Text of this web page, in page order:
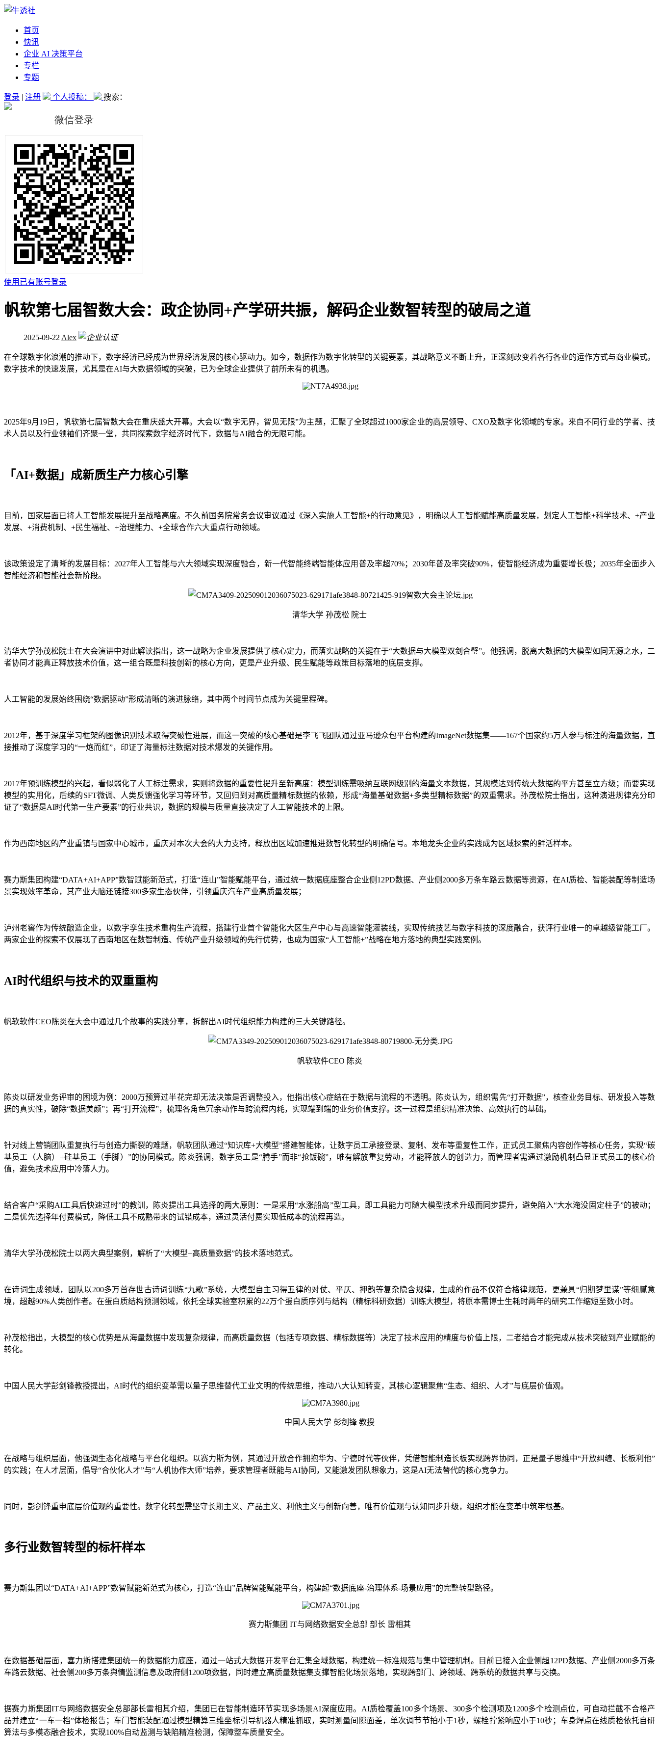
首页
快讯
企业 AI 决策平台
专栏
专题
登录 | 注册 个人投稿： 搜索：
使用已有账号登录
帆软第七届智数大会：政企协同+产学研共振，解码企业数智转型的破局之道
2025-09-22 Alex
在全球数字化浪潮的推动下，数字经济已经成为世界经济发展的核心驱动力。如今，数据作为数字化转型的关键要素，其战略意义不断上升，正深刻改变着各行各业的运作方式与商业模式。
数字技术的快速发展，尤其是在AI与大数据领域的突破，已为全球企业提供了前所未有的机遇。
2025年9月19日，帆软第七届智数大会在重庆盛大开幕。大会以“数字无界，智见无限”为主题，汇聚了全球超过1000家企业的高层领导、CXO及数字化领域的专家。来自不同行业的学者、技
术人员以及行业领袖们齐聚一堂，共同探索数字经济时代下，数据与AI融合的无限可能。
「AI+数据」成新质生产力核心引擎
目前，国家层面已将人工智能发展提升至战略高度。不久前国务院常务会议审议通过《深入实施人工智能+的行动意见》，明确以人工智能赋能高质量发展，划定人工智能+科学技术、+产业
发展、+消费机制、+民生福祉、+治理能力、+全球合作六大重点行动领域。
该政策设定了清晰的发展目标：2027年人工智能与六大领域实现深度融合，新一代智能终端智能体应用普及率超70%；2030年普及率突破90%，使智能经济成为重要增长极；2035年全面步入
智能经济和智能社会新阶段。
清华大学 孙茂松 院士
清华大学孙茂松院士在大会演讲中对此解读指出，这一战略为企业发展提供了核心定力，而落实战略的关键在于“大数据与大模型双剑合璧”。他强调，脱离大数据的大模型如同无源之水，二
者协同才能真正释放技术价值，这一组合既是科技创新的核心方向，更是产业升级、民生赋能等政策目标落地的底层支撑。
人工智能的发展始终围绕“数据驱动”形成清晰的演进脉络，其中两个时间节点成为关键里程碑。
2012年，基于深度学习框架的图像识别技术取得突破性进展，而这一突破的核心基础是李飞飞团队通过亚马逊众包平台构建的ImageNet数据集——167个国家约5万人参与标注的海量数据，直
接推动了深度学习的“一炮而红”，印证了海量标注数据对技术爆发的关键作用。
2017年预训练模型的兴起，看似弱化了人工标注需求，实则将数据的重要性提升至新高度：模型训练需吸纳互联网级别的海量文本数据，其规模达到传统大数据的平方甚至立方级；而要实现
模型的实用化，后续的SFT微调、人类反馈强化学习等环节，又回归到对高质量精标数据的依赖，形成“海量基础数据+多类型精标数据”的双重需求。孙茂松院士指出，这种演进规律充分印
证了“数据是AI时代第一生产要素”的行业共识，数据的规模与质量直接决定了人工智能技术的上限。
作为西南地区的产业重镇与国家中心城市，重庆对本次大会的大力支持，释放出区域加速推进数智化转型的明确信号。本地龙头企业的实践成为区域探索的鲜活样本。
赛力斯集团构建“DATA+AI+APP”数智赋能新范式，打造“连山”智能赋能平台，通过统一数据底座整合企业侧12PD数据、产业侧2000多万条车路云数据等资源，在AI质检、智能装配等制造场
景实现效率革命，其产业大脑还链接300多家生态伙伴，引领重庆汽车产业高质量发展；
泸州老窖作为传统酿造企业，以数字孪生技术重构生产流程，搭建行业首个智能化大区生产中心与高速智能灌装线，实现传统技艺与数字科技的深度融合，获评行业唯一的卓越级智能工厂。
两家企业的探索不仅展现了西南地区在数智制造、传统产业升级领域的先行优势，也成为国家“人工智能+”战略在地方落地的典型实践案例。
AI时代组织与技术的双重重构
帆软软件CEO陈炎在大会中通过几个故事的实践分享，拆解出AI时代组织能力构建的三大关键路径。
帆软软件CEO 陈炎
陈炎以研发业务评审的困境为例：2000万预算过半花完却无法决策是否调整投入，他指出核心症结在于数据与流程的不透明。陈炎认为，组织需先“打开数据”，核查业务目标、研发投入等数
据的真实性，破除“数据美颜”；再“打开流程”，梳理各角色冗余动作与跨流程内耗，实现端到端的业务价值支撑。这一过程是组织精准决策、高效执行的基础。
针对线上营销团队重复执行与创造力撕裂的难题，帆软团队通过“知识库+大模型”搭建智能体，让数字员工承接登录、复制、发布等重复性工作，正式员工聚焦内容创作等核心任务，实现“碳
基员工（人脑）+硅基员工（手脚）”的协同模式。陈炎强调，数字员工是“腾手”而非“抢饭碗”，唯有解放重复劳动，才能释放人的创造力，而管理者需通过激励机制凸显正式员工的核心价
值，避免技术应用中冷落人力。
结合客户“采购AI工具后快速过时”的教训，陈炎提出工具选择的两大原则：一是采用“水涨船高”型工具，即工具能力可随大模型技术升级而同步提升，避免陷入“大水淹没固定柱子”的被动；
二是优先选择年付费模式，降低工具不成熟带来的试错成本，通过灵活付费实现低成本的流程再造。
清华大学孙茂松院士以两大典型案例，解析了“大模型+高质量数据”的技术落地范式。
在诗词生成领域，团队以200多万首存世古诗词训练“九歌”系统，大模型自主习得五律的对仗、平仄、押韵等复杂隐含规律，生成的作品不仅符合格律规范，更兼具“归期梦里谋”等细腻意
境，超越90%人类创作者。在蛋白质结构预测领域，依托全球实验室积累的22万个蛋白质序列与结构（精标科研数据）训练大模型，将原本需博士生耗时两年的研究工作缩短至数小时。
孙茂松指出，大模型的核心优势是从海量数据中发现复杂规律，而高质量数据（包括专项数据、精标数据等）决定了技术应用的精度与价值上限，二者结合才能完成从技术突破到产业赋能的
转化。
中国人民大学彭剑锋教授提出，AI时代的组织变革需以量子思维替代工业文明的传统思维，推动八大认知转变，其核心逻辑聚焦“生态、组织、人才”与底层价值观。
中国人民大学 彭剑锋 教授
在战略与组织层面，他强调生态化战略与平台化组织。以赛力斯为例，其通过开放合作拥抱华为、宁德时代等伙伴，凭借智能制造长板实现跨界协同，正是量子思维中“开放纠缠、长板利他”
的实践；在人才层面，倡导“合伙化人才”与“人机协作大师”培养，要求管理者既能与AI协同，又能激发团队想象力，这是AI无法替代的核心竞争力。
同时，彭剑锋重申底层价值观的重要性。数字化转型需坚守长期主义、产品主义、利他主义与创新向善，唯有价值观与认知同步升级，组织才能在变革中筑牢根基。
多行业数智转型的标杆样本
赛力斯集团以“DATA+AI+APP”数智赋能新范式为核心，打造“连山”品牌智能赋能平台，构建起“数据底座-治理体系-场景应用”的完整转型路径。
赛力斯集团 IT与网络数据安全总部 部长 雷相其
在数据基础层面，塞力斯搭建集团统一的数据能力底座，通过一站式大数据开发平台汇集全域数据，构建统一标准规范与集中管理机制。目前已接入企业侧超12PD数据、产业侧2000多万条
车路云数据、社会侧200多万条舆情监测信息及政府侧1200项数据，同时建立高质量数据集支撑智能化场景落地，实现跨部门、跨领域、跨系统的数据共享与交换。
据赛力斯集团IT与网络数据安全总部部长雷相其介绍，集团已在智能制造环节实现多场景AI深度应用。AI质检覆盖100多个场景、300多个检测项及1200多个检测点位，可自动拦截不合格产
品并建立“一车一档”体检报告；车门智能装配通过模型精算三维坐标引导机器人精准抓取，实时测量间隙面差，单次调节节拍小于1秒，螺栓拧紧响应小于10秒；车身焊点在线质检依托自研
算法与多模态融合技术，实现100%自动监测与缺陷精准检测，保障整车质量安全。